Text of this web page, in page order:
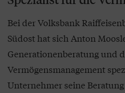
Bei der Volksbank
Südost hat sich Anton
Generationenberatung und
Vermögensmanagement
Unternehmer seine